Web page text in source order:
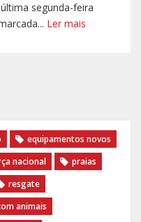
segunda-feira
Ler mais
equipamentos novos
nacional
praias
resgate
animais